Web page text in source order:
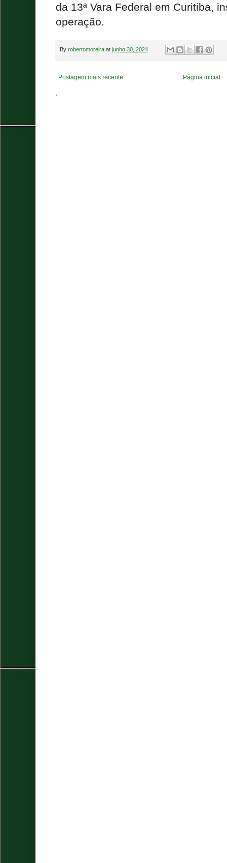
da 13ª Vara Federal em Curitiba,
operação.
By robertomoreira at junho 30, 2024
Postagem mais recente Página inicial
.